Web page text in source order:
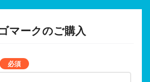
マークのご購入